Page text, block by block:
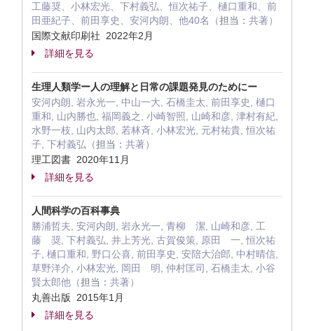
工藤奨、小林宏光、下村義弘、恒次祐子、樋口重和、前
田亜紀子、前田享史、安河内朗、他40名（担当： 共著）
国際文献印刷社 2022年2月
詳細を見る
生理人類学ー人の理解と日常の課題発見のためにー
安河内朗, 岩永光一, 中山一大, 石橋圭太, 前田享史, 樋口
重和, 山内勝也, 福岡義之, 小崎智照, 山崎和彦, 津村有紀,
水野一枝, 山内太郎, 若林斉, 小林宏光, 元村祐貴, 恒次祐
子, 下村義弘（担当： 共著）
理工図書 2020年11月
詳細を見る
人間科学の百科事典
勝浦哲夫, 安河内朗, 岩永光一, 青柳 潔, 山崎和彦, 工
藤 奨, 下村義弘, 井上芳光, 古賀俊策, 原田 一, 恒次祐
子, 樋口重和, 野口公喜, 前田享史, 安陪大治郎, 中村晴信,
草野洋介, 小林宏光, 岡田 明, 仲村匡司, 石橋圭太, 小谷
賢太郎他（担当： 共著）
丸善出版 2015年1月
詳細を見る